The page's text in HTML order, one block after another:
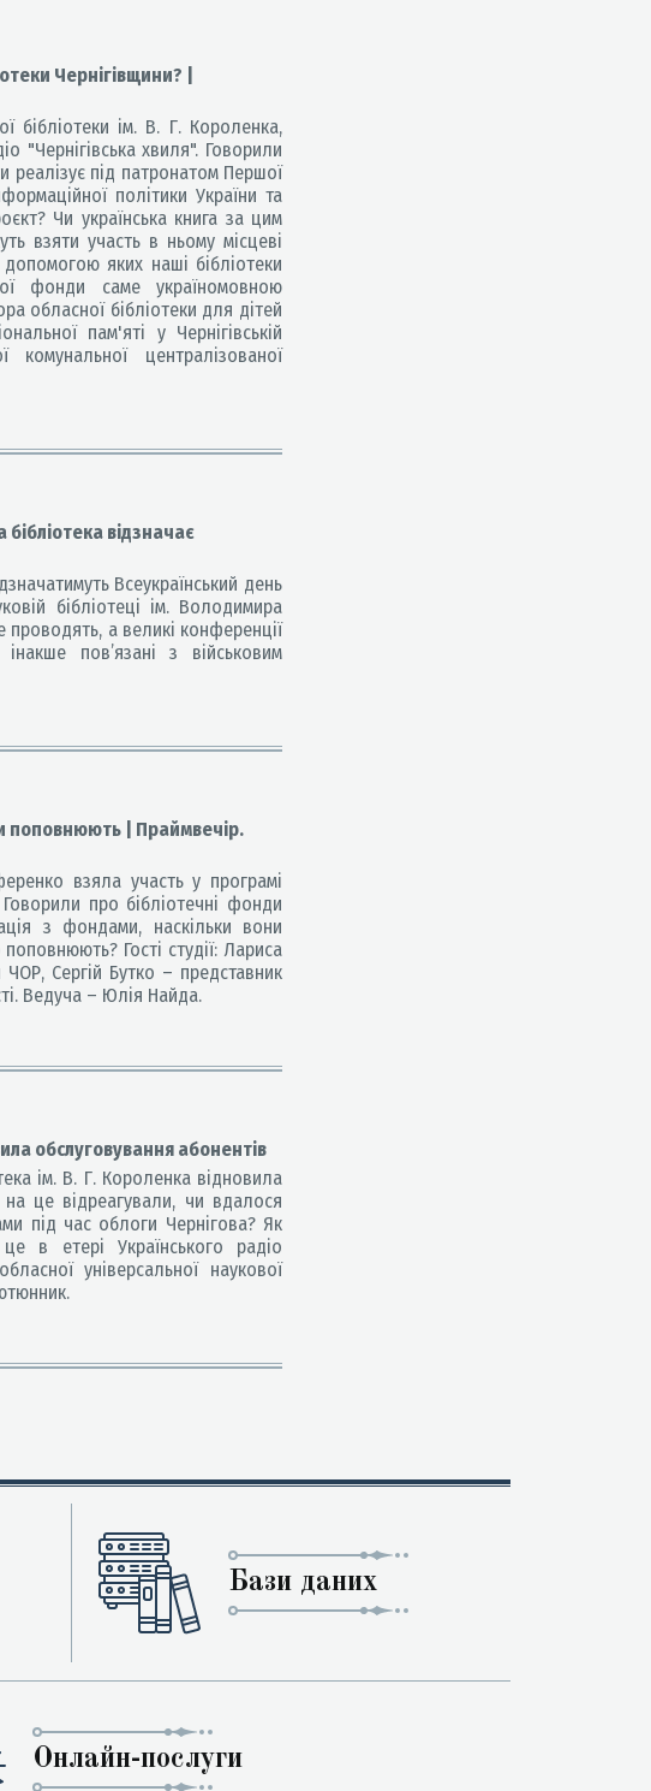
Чернігівщини? |
бібліотеки ім. В. Г. Короленка,
"Чернігівська хвиля". Говорили
реалізує під патронатом Першої
політики України та
Чи українська книга за цим
взяти участь в ньому місцеві
допомогою яких наші бібліотеки
фонди саме україномовною
обласної бібліотеки для дітей
пам'яті у Чернігівській
централізованої
відзначає
Всеукраїнський день
бібліотеці ім. Володимира
а великі конференції
пов’язані з військовим
поповнюють | Праймвечір.
взяла участь у програмі
Говорили про бібліотечні фонди
з фондами, наскільки вони
Гості студії: Лариса
Сергій Бутко – представник
Ведуча – Юлія Найда.
обслуговування абонентів
ім. В. Г. Короленка відновила
це відреагували, чи вдалося
під час облоги Чернігова? Як
в етері Українського радіо
універсальної наукової
Бази даних
Онлайн-послуги